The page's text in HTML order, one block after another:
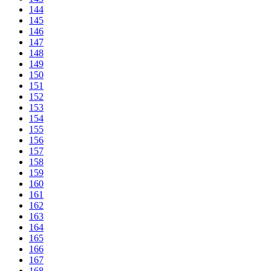
144
145
146
147
148
149
150
151
152
153
154
155
156
157
158
159
160
161
162
163
164
165
166
167